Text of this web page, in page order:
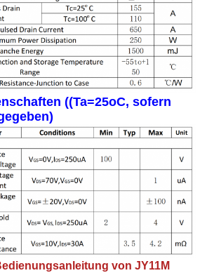
((Ta=25oC, sofern
von JY11M